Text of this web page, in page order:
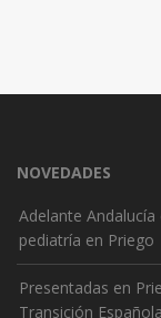
NOVEDADES
Adelante
pediatría en Priego
Presentadas en
Transición Española